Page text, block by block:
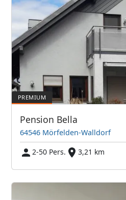
Pension Bella
64546 Mörfelden-Walldorf
2-50 Pers.
3,21 km